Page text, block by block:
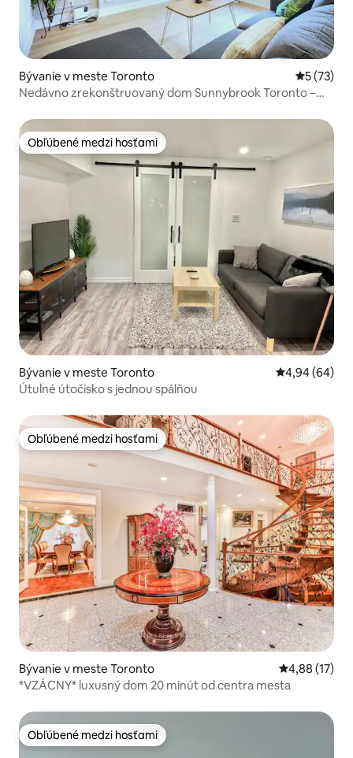
Bývanie v meste Toronto
5 (73)
Nedávno zrekonštruovaný dom Sunnybrook Toronto –
Obľúbené medzi hosťami
Obľúbené medzi hosťami
Bývanie v meste Toronto Priemerné
4,94 (64)
Útulné útočisko s jednou spálňou
Obľúbené medzi hosťami
Obľúbené medzi hosťami
Bývanie v meste Toronto Priemerné
4,88 (17)
*VZÁCNY* luxusný dom 20 minút od centra mesta
Obľúbené medzi hosťami
Obľúbené medzi hosťami